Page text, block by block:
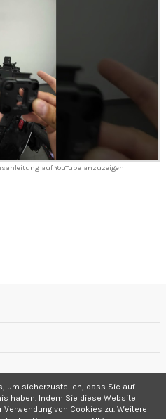
auf YouTube anzuzeigen
um sicherzustellen, dass Sie auf
haben. Indem Sie diese Website
von Cookies zu. Weitere